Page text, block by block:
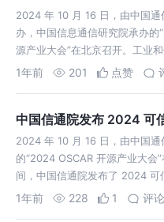
2024 年 10 月 16 日，由中国通
办，中国信息通信研究院承办的
源产业大会”在北京召开。工业
术发展司软件产业处处长李琰，
1年前 201 点赞
中国信通院发布 2024 可
2024 年 10 月 16 日，由中国通
的“2024 OSCAR 开源产业大会
间，中国信通院发布了 2024 可
果，中国信通院云大所所长何宝
1年前 228 1 评论